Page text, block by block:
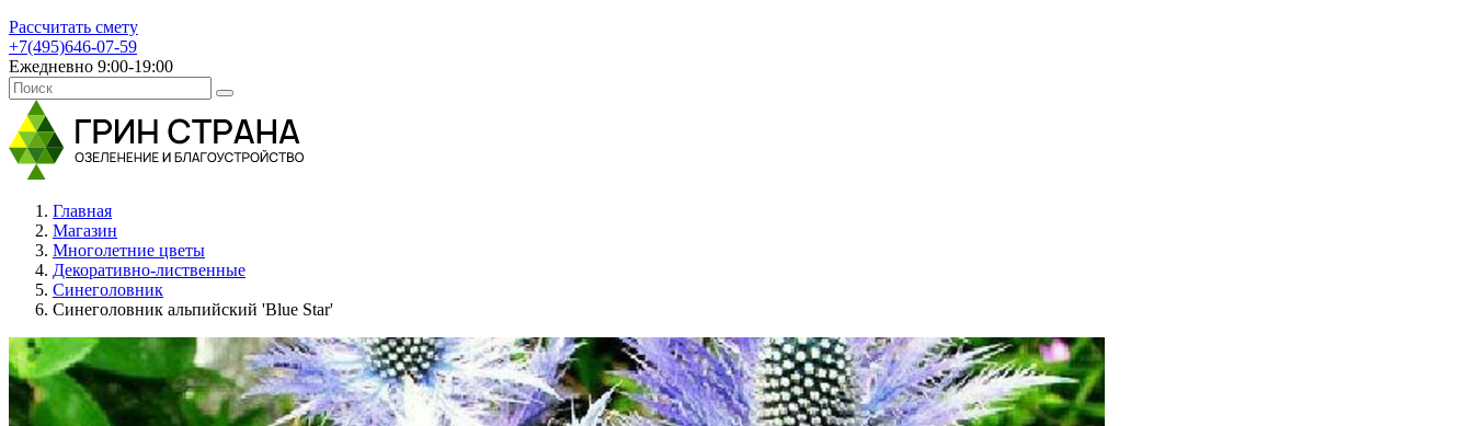
Рассчитать смету
+7(495)646-07-59
Ежедневно 9:00-19:00
Главная
Магазин
Многолетние цветы
Декоративно-лиственные
Синеголовник
Синеголовник альпийский 'Blue Star'